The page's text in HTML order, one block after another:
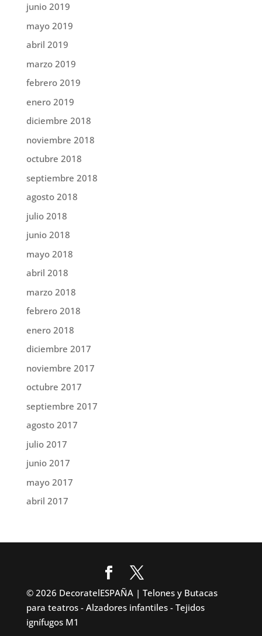
junio 2019
mayo 2019
abril 2019
marzo 2019
febrero 2019
enero 2019
diciembre 2018
noviembre 2018
octubre 2018
septiembre 2018
agosto 2018
julio 2018
junio 2018
mayo 2018
abril 2018
marzo 2018
febrero 2018
enero 2018
diciembre 2017
noviembre 2017
octubre 2017
septiembre 2017
agosto 2017
julio 2017
junio 2017
mayo 2017
abril 2017
© 2026 DecoratelESPAÑA | Telones y Butacas
para teatros - Alzadores infantiles - Tejidos
ignífugos M1